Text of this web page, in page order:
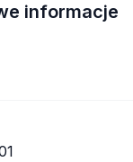
informacje